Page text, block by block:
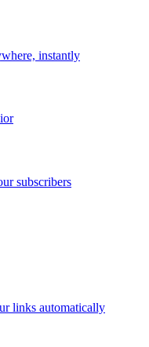
instantly
subscribers
links automatically